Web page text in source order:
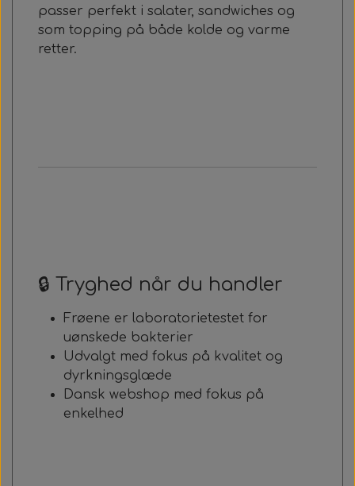
passer perfekt i salater, sandwiches og
som topping på både kolde og varme
retter.
🔒 Tryghed når du handler
Frøene er laboratorietestet for
uønskede bakterier
Udvalgt med fokus på kvalitet og
dyrkningsglæde
Dansk webshop med fokus på
enkelhed